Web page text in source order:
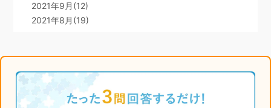
2021年9月(12)
2021年8月(19)